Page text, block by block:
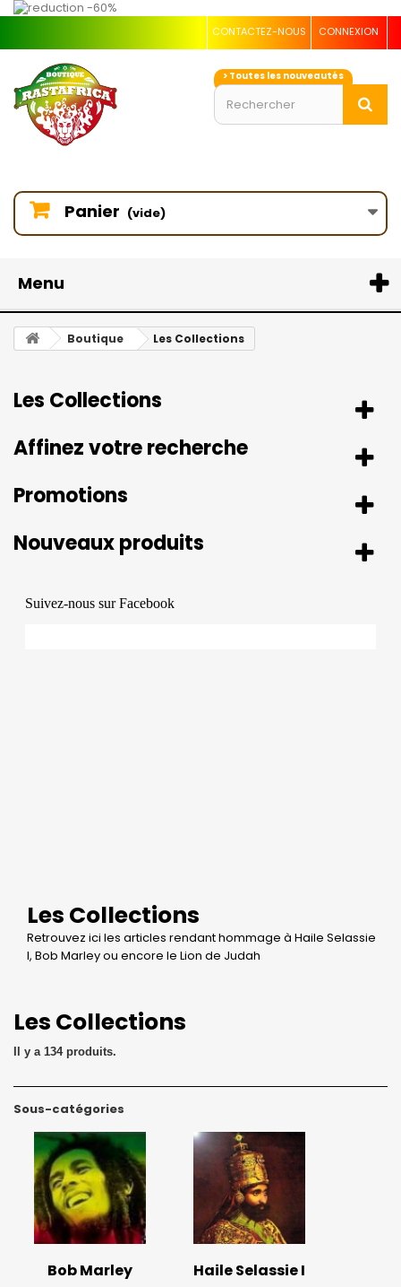
CONNEXION
CONTACTEZ-NOUS
> Toutes les nouveautés
Panier (vide)
Menu
Boutique Les Collections
Les Collections
Affinez votre recherche
Promotions
Nouveaux produits
Suivez-nous sur Facebook
Les Collections
Retrouvez ici les articles rendant hommage à Haile Selassie
I, Bob Marley ou encore le Lion de Judah
Les Collections
Il y a 134 produits.
Sous-catégories
Bob Marley Haile Selassie I